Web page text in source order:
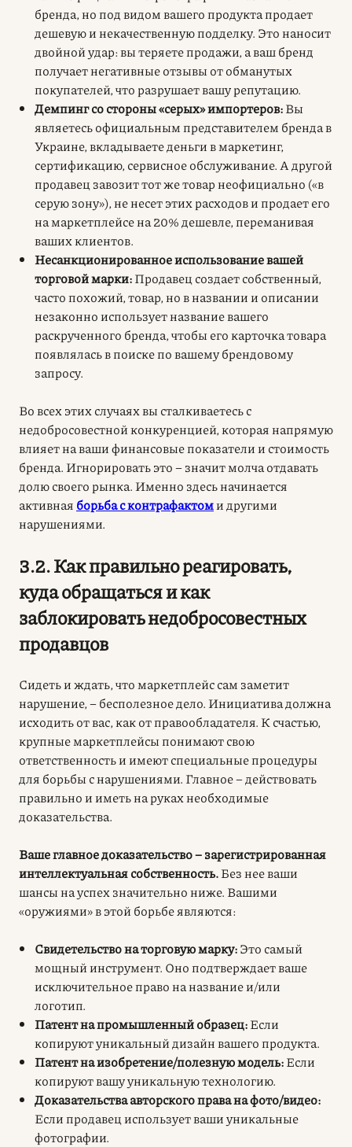
бренда, но под видом вашего продукта продает
дешевую и некачественную подделку. Это наносит
двойной удар: вы теряете продажи, а ваш бренд
получает негативные отзывы от обманутых
покупателей, что разрушает вашу репутацию.
Демпинг со стороны «серых» импортеров:Вы
являетесь официальным представителем бренда в
Украине, вкладываете деньги в маркетинг,
сертификацию, сервисное обслуживание. А другой
продавец завозит тот же товар неофициально («в
серую зону»), не несет этих расходов и продает его
на маркетплейсе на 20% дешевле, переманивая
ваших клиентов.
Несанкционированное использование вашей
торговой марки:Продавец создает собственный,
часто похожий, товар, но в названии и описании
незаконно использует название вашего
раскрученного бренда, чтобы его карточка товара
появлялась в поиске по вашему брендовому
запросу.
Во всех этих случаях вы сталкиваетесь с
недобросовестной конкуренцией, которая напрямую
влияет на ваши финансовые показатели и стоимость
бренда. Игнорировать это – значит молча отдавать
долю своего рынка. Именно здесь начинается
активная борьба с контрафактоми другими
нарушениями.
3.2. Как правильно реагировать,
куда обращаться и как
заблокировать недобросовестных
продавцов
Сидеть и ждать, что маркетплейс сам заметит
нарушение, – бесполезное дело. Инициатива должна
исходить от вас, как от правообладателя. К счастью,
крупные маркетплейсы понимают свою
ответственность и имеют специальные процедуры
для борьбы с нарушениями. Главное – действовать
правильно и иметь на руках необходимые
доказательства.
Ваше главное доказательство – зарегистрированная
интеллектуальная собственность.Без нее ваши
шансы на успех значительно ниже. Вашими
«оружиями» в этой борьбе являются:
Свидетельство на торговую марку:Это самый
мощный инструмент. Оно подтверждает ваше
исключительное право на название и/или
логотип.
Патент на промышленный образец:Если
копируют уникальный дизайн вашего продукта.
Патент на изобретение/полезную модель:Если
копируют вашу уникальную технологию.
Доказательства авторского права на фото/видео:
Если продавец использует ваши уникальные
фотографии.